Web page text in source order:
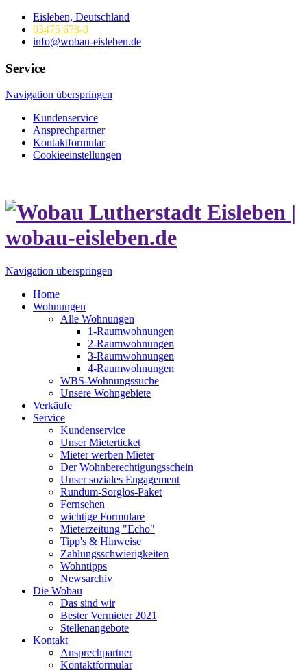
Eisleben, Deutschland
03475 678-0
info@wobau-eisleben.de
Service
Navigation überspringen
Kundenservice
Ansprechpartner
Kontaktformular
Cookieeinstellungen
Navigation überspringen
Home
Wohnungen
Alle Wohnungen
1-Raumwohnungen
2-Raumwohnungen
3-Raumwohnungen
4-Raumwohnungen
WBS-Wohnungssuche
Unsere Wohngebiete
Verkäufe
Service
Kundenservice
Unser Mieterticket
Mieter werben Mieter
Der Wohnberechtigungsschein
Unser soziales Engagement
Rundum-Sorglos-Paket
Fernsehen
wichtige Formulare
Mieterzeitung "Echo"
Tipp's & Hinweise
Zahlungsschwierigkeiten
Wohntipps
Newsarchiv
Die Wobau
Das sind wir
Bester Vermieter 2021
Stellenangebote
Kontakt
Ansprechpartner
Kontaktformular